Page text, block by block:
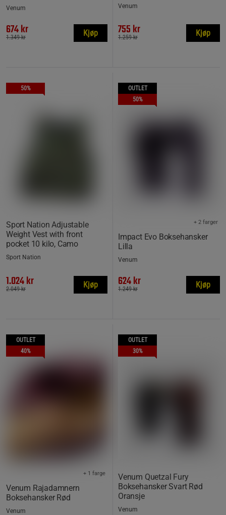
Venum
674 kr
1.349 kr Kjøp
Venum
755 kr
1.259 kr Kjøp
50%
Sport Nation Adjustable
Weight Vest with front
pocket 10 kilo, Camo
Sport Nation
1.024 kr
2.049 kr Kjøp
OUTLET
50%
Impact Evo Boksehansker
Lilla
+ 2 farger
Venum
624 kr
1.249 kr Kjøp
OUTLET
40%
Venum Rajadamnern
Boksehansker Rød
+ 1 farge
Venum
OUTLET
30%
Venum Quetzal Fury
Boksehansker Svart Rød
Oransje
Venum